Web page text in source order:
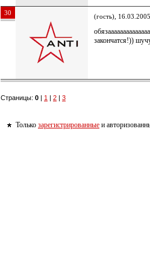
30 (гость),
закончатся!))
Страницы: 0 | 1 | 2 | 3
Только зарегистрированные и